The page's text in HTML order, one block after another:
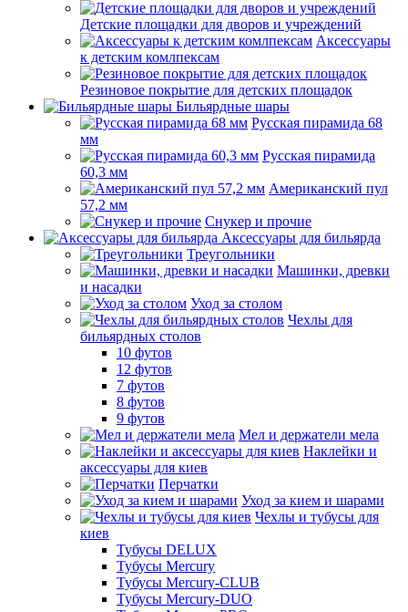
Детские площадки для дворов и учреждений
Аксессуары
к детским комлпексам
Резиновое покрытие для детских площадок
Бильярдные шары
Русская пирамида 68
мм
Русская пирамида
60,3 мм
Американский пул
57,2 мм
Снукер и прочие
Аксессуары для бильярда
Треугольники
Машинки, древки
и насадки
Уход за столом
Чехлы для
бильярдных столов
10 футов
12 футов
7 футов
8 футов
9 футов
Мел и держатели мела
Наклейки и
аксессуары для киев
Перчатки
Уход за кием и шарами
Чехлы и тубусы для
киев
Тубусы DELUX
Тубусы Mercury
Тубусы Mercury-CLUB
Тубусы Mercury-DUO